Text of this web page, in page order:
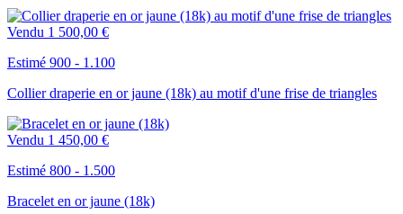
Vendu 1 500,00 €
Estimé 900 - 1.100
Collier draperie en or jaune (18k) au motif d'une frise de triangles
Vendu 1 450,00 €
Estimé 800 - 1.500
Bracelet en or jaune (18k)